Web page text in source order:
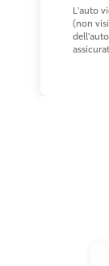
L'auto
(non